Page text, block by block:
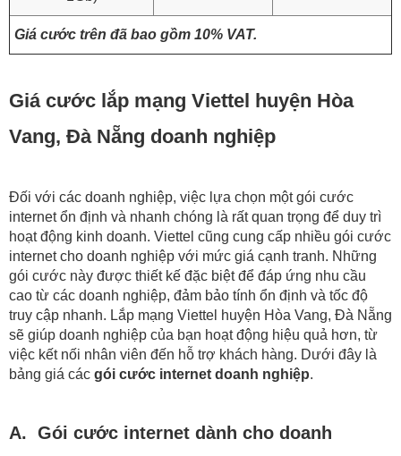
Giá cước trên đã bao gồm 10% VAT.
Giá cước lắp mạng Viettel huyện Hòa
Vang, Đà Nẵng doanh nghiệp
Đối với các doanh nghiệp, việc lựa chọn một gói cước
internet ổn định và nhanh chóng là rất quan trọng để duy trì
hoạt động kinh doanh. Viettel cũng cung cấp nhiều gói cước
internet cho doanh nghiệp với mức giá cạnh tranh. Những
gói cước này được thiết kế đặc biệt để đáp ứng nhu cầu
cao từ các doanh nghiệp, đảm bảo tính ổn định và tốc độ
truy cập nhanh. Lắp mạng Viettel huyện Hòa Vang, Đà Nẵng
sẽ giúp doanh nghiệp của bạn hoạt động hiệu quả hơn, từ
việc kết nối nhân viên đến hỗ trợ khách hàng. Dưới đây là
bảng giá các gói cước internet doanh nghiệp.
A. Gói cước internet dành cho doanh